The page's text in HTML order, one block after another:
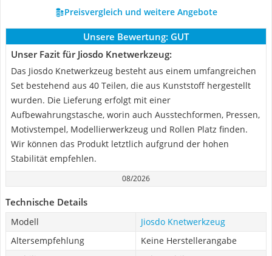
Preisvergleich und weitere Angebote
Unsere Bewertung: GUT
Unser Fazit für Jiosdo Knetwerkzeug:
Das Jiosdo Knetwerkzeug besteht aus einem umfangreichen
Set bestehend aus 40 Teilen, die aus Kunststoff hergestellt
wurden. Die Lieferung erfolgt mit einer
Aufbewahrungstasche, worin auch Ausstechformen, Pressen,
Motivstempel, Modellierwerkzeug und Rollen Platz finden.
Wir können das Produkt letztlich aufgrund der hohen
Stabilität empfehlen.
08/2026
Technische Details
Modell
Jiosdo Knetwerkzeug
Altersempfehlung
Keine Herstellerangabe